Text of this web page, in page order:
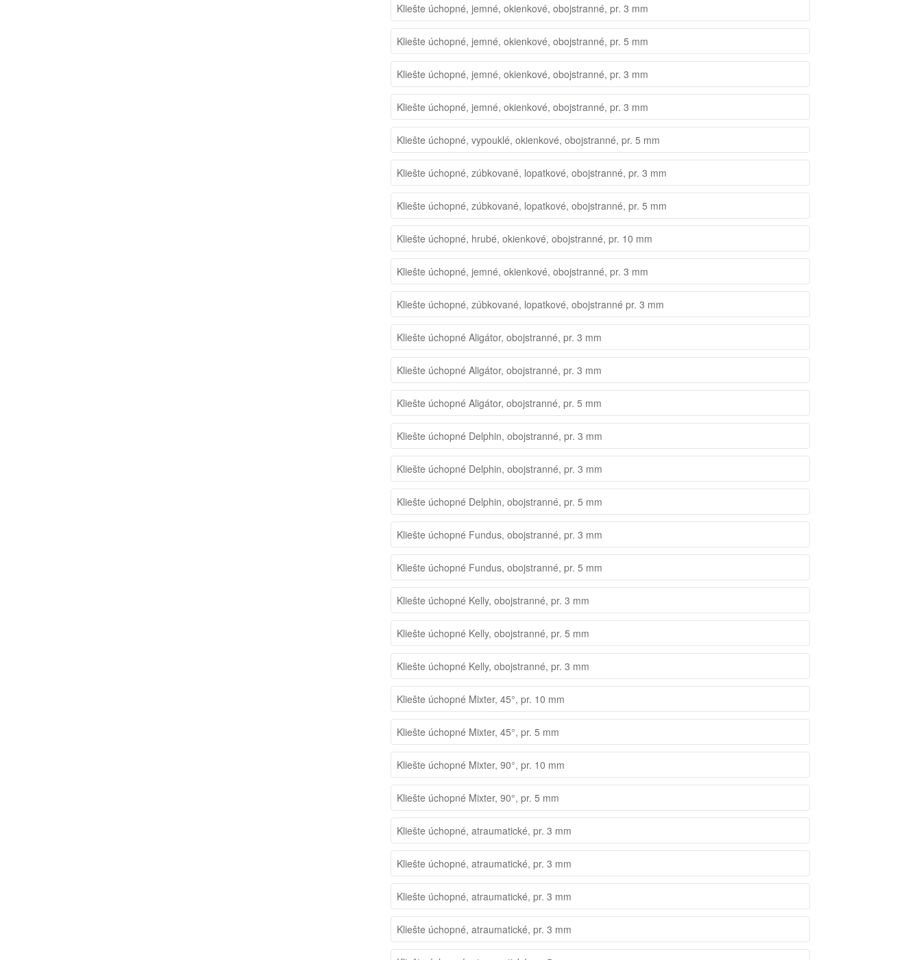
Kliešte úchopné, jemné, okienkové, obojstranné, pr. 3 mm
Kliešte úchopné, jemné, okienkové, obojstranné, pr. 5 mm
Kliešte úchopné, jemné, okienkové, obojstranné, pr. 3 mm
Kliešte úchopné, jemné, okienkové, obojstranné, pr. 3 mm
Kliešte úchopné, vypouklé, okienkové, obojstranné, pr. 5 mm
Kliešte úchopné, zúbkované, lopatkové, obojstranné, pr. 3 mm
Kliešte úchopné, zúbkované, lopatkové, obojstranné, pr. 5 mm
Kliešte úchopné, hrubé, okienkové, obojstranné, pr. 10 mm
Kliešte úchopné, jemné, okienkové, obojstranné, pr. 3 mm
Kliešte úchopné, zúbkované, lopatkové, obojstranné pr. 3 mm
Kliešte úchopné Aligátor, obojstranné, pr. 3 mm
Kliešte úchopné Aligátor, obojstranné, pr. 3 mm
Kliešte úchopné Aligátor, obojstranné, pr. 5 mm
Kliešte úchopné Delphin, obojstranné, pr. 3 mm
Kliešte úchopné Delphin, obojstranné, pr. 3 mm
Kliešte úchopné Delphin, obojstranné, pr. 5 mm
Kliešte úchopné Fundus, obojstranné, pr. 3 mm
Kliešte úchopné Fundus, obojstranné, pr. 5 mm
Kliešte úchopné Kelly, obojstranné, pr. 3 mm
Kliešte úchopné Kelly, obojstranné, pr. 5 mm
Kliešte úchopné Kelly, obojstranné, pr. 3 mm
Kliešte úchopné Mixter, 45°, pr. 10 mm
Kliešte úchopné Mixter, 45°, pr. 5 mm
Kliešte úchopné Mixter, 90°, pr. 10 mm
Kliešte úchopné Mixter, 90°, pr. 5 mm
Kliešte úchopné, atraumatické, pr. 3 mm
Kliešte úchopné, atraumatické, pr. 3 mm
Kliešte úchopné, atraumatické, pr. 3 mm
Kliešte úchopné, atraumatické, pr. 3 mm